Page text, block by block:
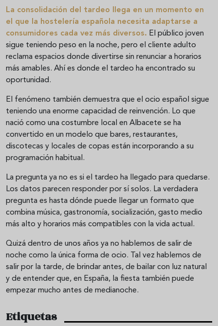
La consolidación del tardeo llega en un momento en
el que la hostelería española necesita adaptarse a
consumidores cada vez más diversos. El público joven
sigue teniendo peso en la noche, pero el cliente adulto
reclama espacios donde divertirse sin renunciar a horarios
más amables. Ahí es donde el tardeo ha encontrado su
oportunidad.
El fenómeno también demuestra que el ocio español sigue
teniendo una enorme capacidad de reinvención. Lo que
nació como una costumbre local en Albacete se ha
convertido en un modelo que bares, restaurantes,
discotecas y locales de copas están incorporando a su
programación habitual.
La pregunta ya no es si el tardeo ha llegado para quedarse.
Los datos parecen responder por sí solos. La verdadera
pregunta es hasta dónde puede llegar un formato que
combina música, gastronomía, socialización, gasto medio
más alto y horarios más compatibles con la vida actual.
Quizá dentro de unos años ya no hablemos de salir de
noche como la única forma de ocio. Tal vez hablemos de
salir por la tarde, de brindar antes, de bailar con luz natural
y de entender que, en España, la fiesta también puede
empezar mucho antes de medianoche.
Etiquetas